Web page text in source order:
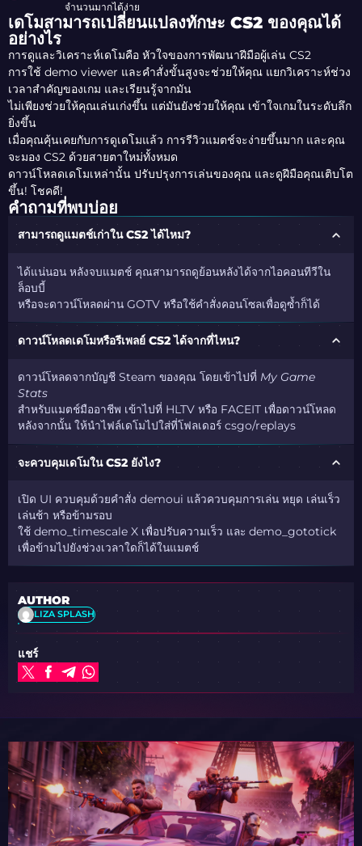
จำนวนมากได้ง่าย
เดโมสามารถเปลี่ยนแปลงทักษะ CS2 ของคุณได้
อย่างไร
การดูและวิเคราะห์เดโมคือ หัวใจของการพัฒนาฝีมือผู้เล่น CS2
การใช้ demo viewer และคำสั่งขั้นสูงจะช่วยให้คุณ แยกวิเคราะห์ช่วง
เวลาสำคัญของเกม และเรียนรู้จากมัน
ไม่เพียงช่วยให้คุณเล่นเก่งขึ้น แต่มันยังช่วยให้คุณ เข้าใจเกมในระดับลึก
ยิ่งขึ้น
เมื่อคุณคุ้นเคยกับการดูเดโมแล้ว การรีวิวแมตช์จะง่ายขึ้นมาก และคุณ
จะมอง CS2 ด้วยสายตาใหม่ทั้งหมด
ดาวน์โหลดเดโมเหล่านั้น ปรับปรุงการเล่นของคุณ และดูฝีมือคุณเติบโต
ขึ้น! โชคดี!
คำถามที่พบบ่อย
สามารถดูแมตช์เก่าใน CS2 ได้ไหม?
ได้แน่นอน หลังจบแมตช์ คุณสามารถดูย้อนหลังได้จากไอคอนทีวีใน
ล็อบบี้
หรือจะดาวน์โหลดผ่าน GOTV หรือใช้คำสั่งคอนโซลเพื่อดูซ้ำก็ได้
ดาวน์โหลดเดโมหรือรีเพลย์ CS2 ได้จากที่ไหน?
ดาวน์โหลดจากบัญชี Steam ของคุณ โดยเข้าไปที่ My Game
Stats
สำหรับแมตช์มืออาชีพ เข้าไปที่ HLTV หรือ FACEIT เพื่อดาวน์โหลด
หลังจากนั้น ให้นำไฟล์เดโมไปใส่ที่โฟลเดอร์csgo/replays
จะควบคุมเดโมใน CS2 ยังไง?
เปิด UI ควบคุมด้วยคำสั่งdemoui แล้วควบคุมการเล่น หยุด เล่นเร็ว
เล่นช้า หรือข้ามรอบ
ใช้demo_timescale X เพื่อปรับความเร็ว และdemo_gototick
เพื่อข้ามไปยังช่วงเวลาใดก็ได้ในแมตช์
AUTHOR
LIZA SPLASH
แชร์